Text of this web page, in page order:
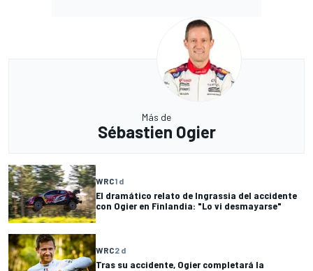
Más de
Sébastien Ogier
WRC1 d
El dramático relato de Ingrassia del accidente
con Ogier en Finlandia: "Lo vi desmayarse"
WRC2 d
Tras su accidente, Ogier completará la